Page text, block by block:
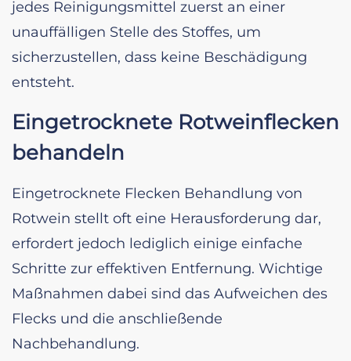
jedes Reinigungsmittel zuerst an einer
unauffälligen Stelle des Stoffes, um
sicherzustellen, dass keine Beschädigung
entsteht.
Eingetrocknete Rotweinflecken
behandeln
Eingetrocknete Flecken Behandlung von
Rotwein stellt oft eine Herausforderung dar,
erfordert jedoch lediglich einige einfache
Schritte zur effektiven Entfernung. Wichtige
Maßnahmen dabei sind das Aufweichen des
Flecks und die anschließende
Nachbehandlung.